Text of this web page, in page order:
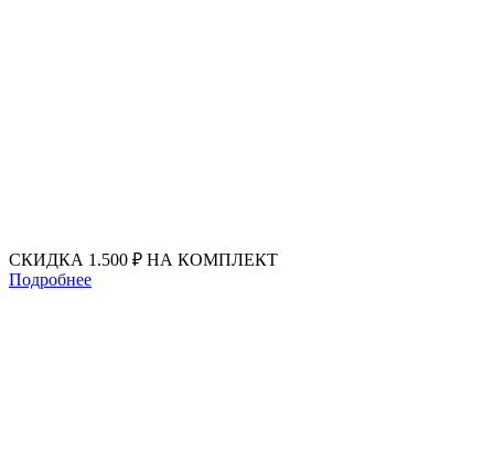
СКИДКА 1.500 ₽ НА КОМПЛЕКТ
Подробнее